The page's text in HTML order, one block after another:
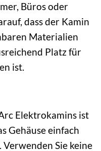
Büros oder
dass der Kamin
Materialien
Platz für
ist.
Elektrokamins ist
Gehäuse einfach
Sie keine